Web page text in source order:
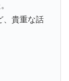
、貴重な話